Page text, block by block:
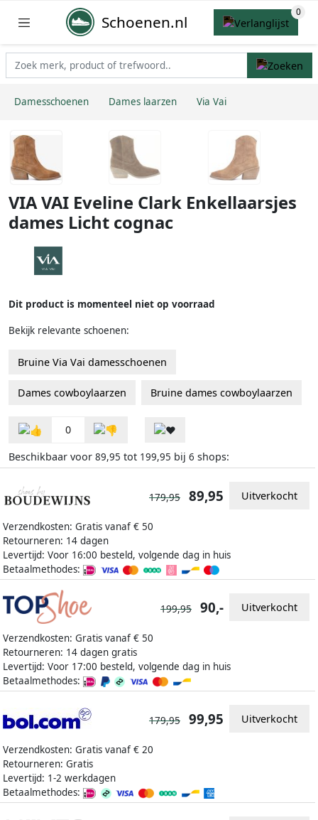
Schoenen.nl
Damesschoenen Dames laarzen Via Vai
VIA VAI Eveline Clark Enkellaarsjes
dames Licht cognac
Dit product is momenteel niet op voorraad
Bekijk relevante schoenen:
Bruine Via Vai damesschoenen
Dames cowboylaarzen Bruine dames cowboylaarzen
0
Beschikbaar voor 89,95 tot 199,95 bij 6 shops:
Verzendkosten: Gratis vanaf € 50
Retourneren: 14 dagen
Levertijd: Voor 16:00 besteld, volgende dag in huis
Betaalmethodes:
179,95 89,95 Uitverkocht
Verzendkosten: Gratis vanaf € 50
Retourneren: 14 dagen gratis
Levertijd: Voor 17:00 besteld, volgende dag in huis
Betaalmethodes:
199,95 90,- Uitverkocht
Verzendkosten: Gratis vanaf € 20
Retourneren: Gratis
Levertijd: 1-2 werkdagen
Betaalmethodes:
179,95 99,95 Uitverkocht